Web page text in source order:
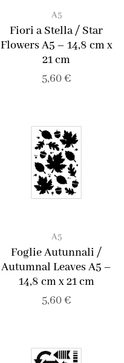
A5
Fiori a Stella / Star
Flowers A5 – 14,8 cm x
21 cm
5,60€
A5
Foglie Autunnali /
Autumnal Leaves A5 –
14,8 cm x 21 cm
5,60€